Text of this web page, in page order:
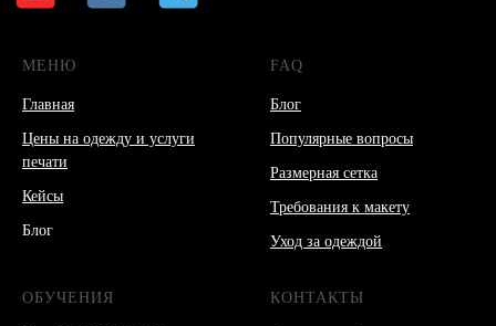
МЕНЮ
Главная
Цены на одежду и услуги
печати
Кейсы
Блог
FAQ
Блог
Популярные вопросы
Размерная сетка
Требования к макету
Уход за одеждой
ОБУЧЕНИЯ КОНТАКТЫ